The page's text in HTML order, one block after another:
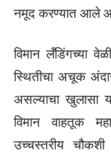
नमूद करण्यात आले
विमान लँडिंगच्या
स्थितीचा अचूक
असल्याचा खुलासा
विमान वाहतूक
उच्चस्तरीय